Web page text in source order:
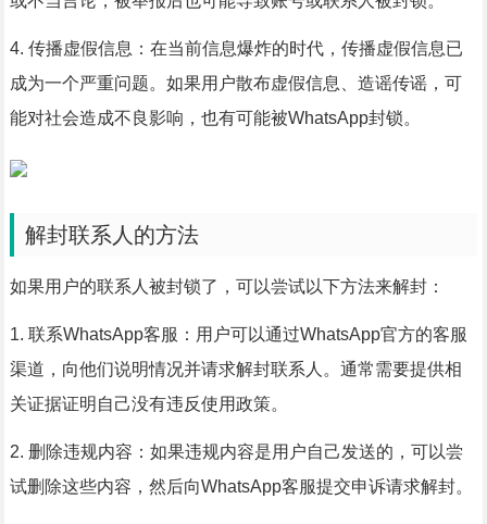
4. 传播虚假信息：在当前信息爆炸的时代，传播虚假信息已
成为一个严重问题。如果用户散布虚假信息、造谣传谣，可
能对社会造成不良影响，也有可能被WhatsApp封锁。
解封联系人的方法
如果用户的联系人被封锁了，可以尝试以下方法来解封：
1. 联系WhatsApp客服：用户可以通过WhatsApp官方的客服
渠道，向他们说明情况并请求解封联系人。通常需要提供相
关证据证明自己没有违反使用政策。
2. 删除违规内容：如果违规内容是用户自己发送的，可以尝
试删除这些内容，然后向WhatsApp客服提交申诉请求解封。